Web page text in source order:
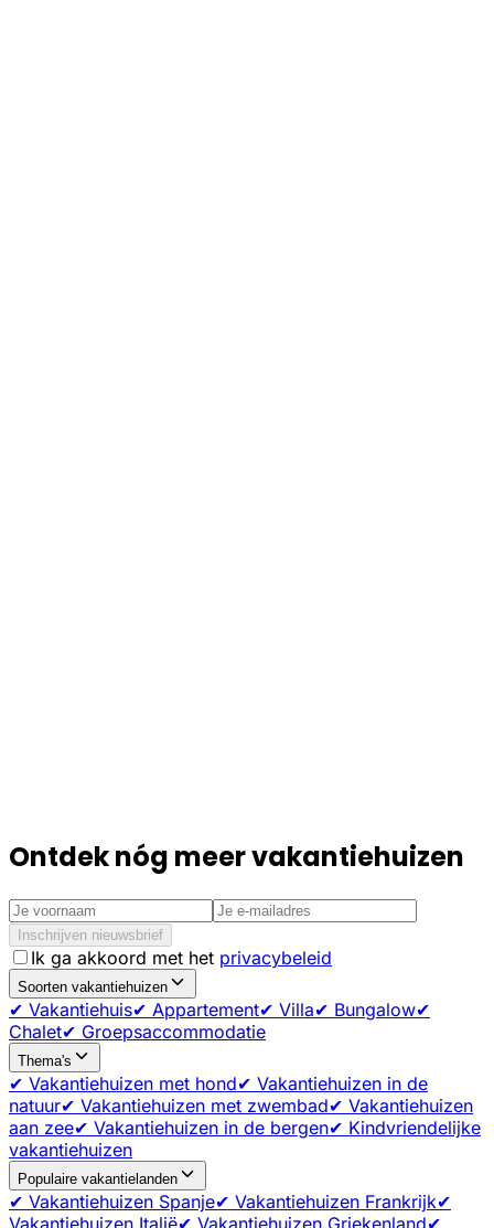
Ontdek nóg meer vakantiehuizen
Inschrijven nieuwsbrief
Ik ga akkoord met het privacybeleid
Soorten vakantiehuizen
✔ Vakantiehuis✔ Appartement✔ Villa✔ Bungalow✔
Chalet✔ Groepsaccommodatie
Thema's
✔ Vakantiehuizen met hond✔ Vakantiehuizen in de
natuur✔ Vakantiehuizen met zwembad✔ Vakantiehuizen
aan zee✔ Vakantiehuizen in de bergen✔ Kindvriendelijke
vakantiehuizen
Populaire vakantielanden
✔ Vakantiehuizen Spanje✔ Vakantiehuizen Frankrijk✔
Vakantiehuizen Italië✔ Vakantiehuizen Griekenland✔